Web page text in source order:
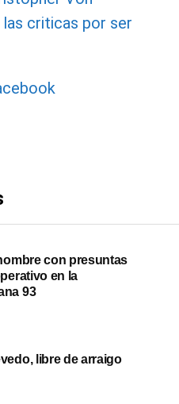
las criticas por ser
con presuntas
en la
93
libre de arraigo